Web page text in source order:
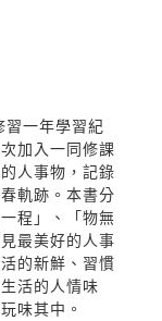
一年學習紀
加入一同修課
人事物，記錄
軌跡。本書分
程」、「物無
最美好的人事
的新鮮、習慣
活的人情味
味其中。